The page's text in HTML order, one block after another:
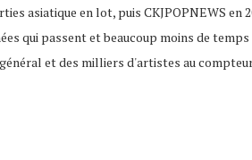
asiatique en lot, puis CKJPOPNEWS en
qui passent et beaucoup moins de temps
et des milliers d'artistes au